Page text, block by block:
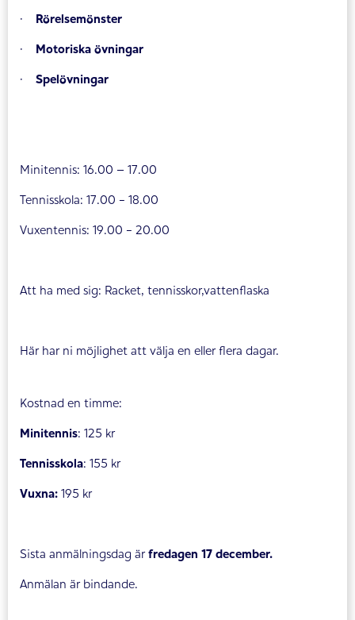
· Rörelsemönster
· Motoriska övningar
· Spelövningar
Minitennis: 16.00 – 17.00
Tennisskola: 17.00 - 18.00
Vuxentennis: 19.00 - 20.00
Att ha med sig: Racket, tennisskor,vattenflaska
Här har ni möjlighet att välja en eller flera dagar.
Kostnad en timme:
Minitennis: 125 kr
Tennisskola: 155 kr
Vuxna: 195 kr
Sista anmälningsdag ärfredagen 17 december.
Anmälan är bindande.